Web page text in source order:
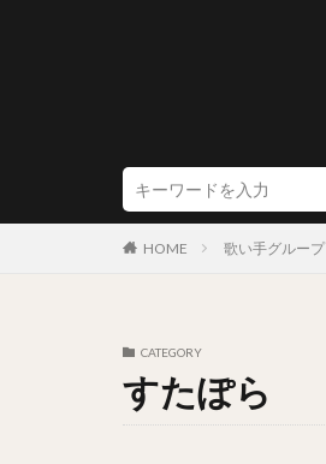
HOME 歌い手グループ
CATEGORY
すたぽら